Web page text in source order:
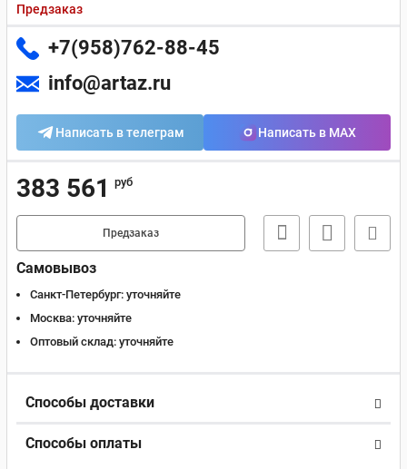
Предзаказ
+7(958)762-88-45
info@artaz.ru
Написать в телеграм Написать в MAX
383 561 руб
Предзаказ
Самовывоз
Санкт-Петербург: уточняйте
Москва: уточняйте
Оптовый склад: уточняйте
Способы доставки
Способы оплаты